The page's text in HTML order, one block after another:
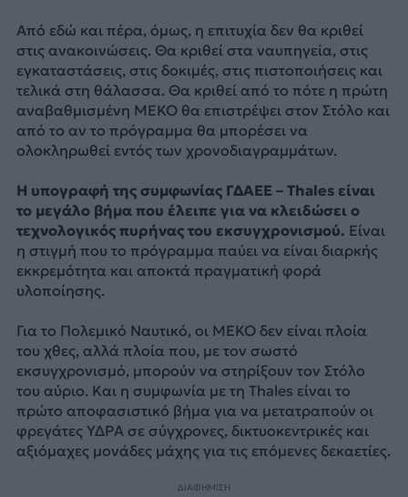
Από εδώ και πέρα, όμως, η επιτυχία δεν θα κριθεί
στις ανακοινώσεις. Θα κριθεί στα ναυπηγεία, στις
εγκαταστάσεις, στις δοκιμές, στις πιστοποιήσεις και
τελικά στη θάλασσα. Θα κριθεί από το πότε η πρώτη
αναβαθμισμένη ΜΕΚΟ θα επιστρέψει στον Στόλο και
από το αν το πρόγραμμα θα μπορέσει να
ολοκληρωθεί εντός των χρονοδιαγραμμάτων.
Η υπογραφή της συμφωνίας ΓΔΑΕΕ – Thales είναι
το μεγάλο βήμα που έλειπε για να κλειδώσει ο
τεχνολογικός πυρήνας του εκσυγχρονισμού. Είναι
η στιγμή που το πρόγραμμα παύει να είναι διαρκής
εκκρεμότητα και αποκτά πραγματική φορά
υλοποίησης.
Για το Πολεμικό Ναυτικό, οι MEKO δεν είναι πλοία
του χθες, αλλά πλοία που, με τον σωστό
εκσυγχρονισμό, μπορούν να στηρίξουν τον Στόλο
του αύριο. Και η συμφωνία με τη Thales είναι το
πρώτο αποφασιστικό βήμα για να μετατραπούν οι
φρεγάτες ΥΔΡΑ σε σύγχρονες, δικτυοκεντρικές και
αξιόμαχες μονάδες μάχης για τις επόμενες δεκαετίες.
ΔΙΑΦΗΜΙΣΗ